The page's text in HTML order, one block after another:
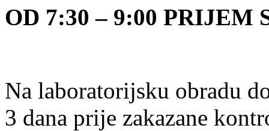
OD 7:30 – 9:00
Na laboratorijsku obradu
3 dana prije zakazane